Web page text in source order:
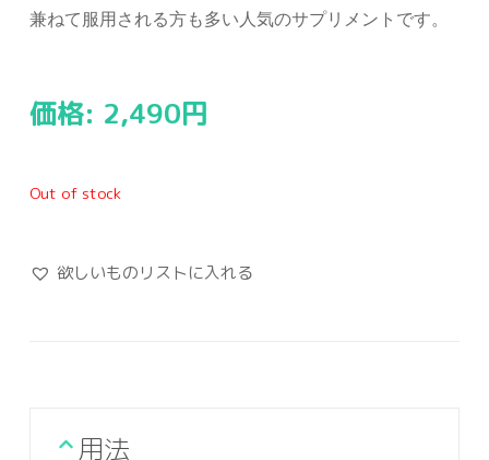
兼ねて服用される方も多い人気のサプリメントです。
価格: 2,490円
Out of stock
欲しいものリストに入れる
用法